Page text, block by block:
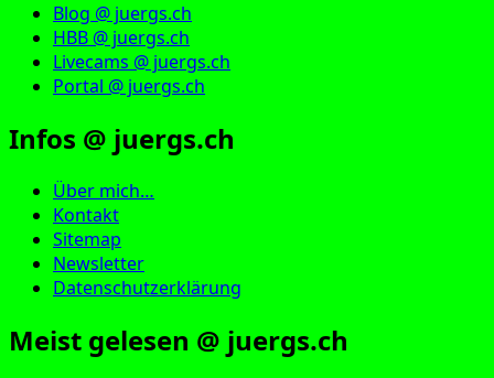
Blog @ juergs.ch
HBB @ juergs.ch
Livecams @ juergs.ch
Portal @ juergs.ch
Infos @ juergs.ch
Über mich…
Kontakt
Sitemap
Newsletter
Datenschutzerklärung
Meist gelesen @ juergs.ch